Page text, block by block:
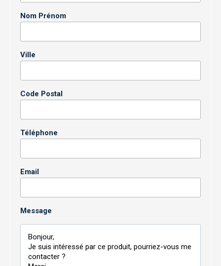
Nom Prénom
Ville
Code Postal
Téléphone
Email
Message